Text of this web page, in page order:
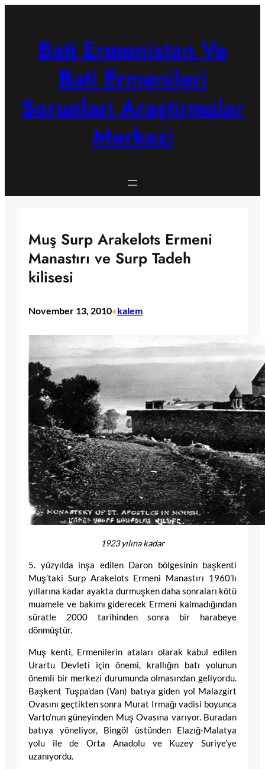
Bati Ermenistan Ve
Bati Ermenileri
Sorunlari Araştirmalar
Merkezi
Muş Surp Arakelots Ermeni
Manastırı ve Surp Tadeh
kilisesi
November 13, 2010•kalem
1923 yılına kadar
5. yüzyılda inşa edilen Daron bölgesinin başkenti
Muş’taki Surp Arakelots Ermeni Manastırı 1960’lı
yıllarına kadar ayakta durmuşken daha sonraları kötü
muamele ve bakımı giderecek Ermeni kalmadığından
süratle 2000 tarihinden sonra bir harabeye
dönmüştür.
Muş kenti, Ermenilerin ataları olarak kabul edilen
Urartu Devleti için önemi, krallığın batı yolunun
önemli bir merkezi durumunda olmasından geliyordu.
Başkent Tuşpa’dan (Van) batıya giden yol Malazgirt
Ovasını geçtikten sonra Murat Irmağı vadisi boyunca
Varto’nun güneyinden Muş Ovasına varıyor. Buradan
batıya yöneliyor, Bingöl üstünden Elazığ-Malatya
yolu ile de Orta Anadolu ve Kuzey Suriye’ye
uzanıyordu.